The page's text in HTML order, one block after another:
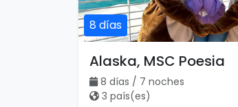
8 días
Alaska, MSC Poesia
8 días / 7 noches
3 país(es)